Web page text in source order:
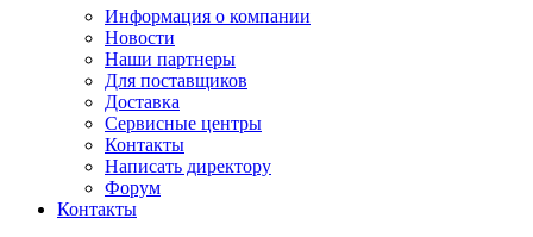
Информация о компании
Новости
Наши партнеры
Для поставщиков
Доставка
Сервисные центры
Контакты
Написать директору
Форум
Контакты